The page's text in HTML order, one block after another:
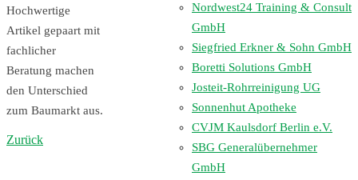
Hochwertige
Artikel gepaart mit
fachlicher
Beratung machen
den Unterschied
zum Baumarkt aus.
Zurück
Nordwest24 Training & Consult
GmbH
Siegfried Erkner & Sohn GmbH
Boretti Solutions GmbH
Josteit-Rohrreinigung UG
Sonnenhut Apotheke
CVJM Kaulsdorf Berlin e.V.
SBG Generalübernehmer
GmbH